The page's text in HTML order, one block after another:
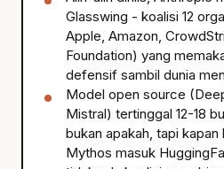
Glasswing - koalisi 12
Apple, Amazon,
Foundation) yang
defensif sambil dunia
Model open source
Mistral) tertinggal 12-18
bukan apakah, tapi
Mythos masuk